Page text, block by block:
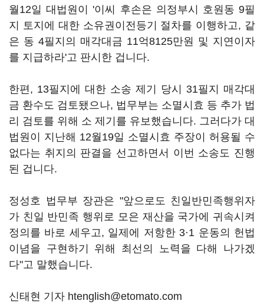
월12일 대법원이 '이씨 후손은 의정부시 호원동 9필
지 토지에 대한 소유권이전등기 절차를 이행하고, 같
은 동 4필지의 매각대금 11억8125만원 및 지연이자
를 지급하라'고 판시한 겁니다.
한편, 13필지에 대한 소송 제기 당시 31필지 매각대
금 환수도 검토됐으나, 법무부는 소멸시효 등 추가 법
리 검토를 위해 소 제기를 유보했습니다. 그러다가 대
법원이 지난해 12월19일 소멸시효 주장이 허용될 수
없다는 취지의 판결을 선고하면서 이번 소송도 진행
된 겁니다.
정성호 법무부 장관은 "앞으로도 친일반민족행위자
가 친일 반민족 행위로 모은 재산을 국가에 귀속시켜
정의를 바로 세우고, 일제에 저항한 3·1 운동의 헌법
이념을 구현하기 위해 최선의 노력을 다해 나가겠
다"고 말했습니다.
신태현 기자 htenglish@etomato.com